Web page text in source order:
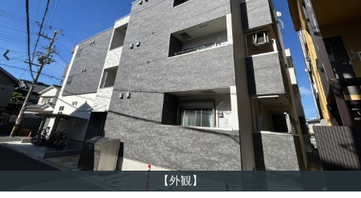
【外観】